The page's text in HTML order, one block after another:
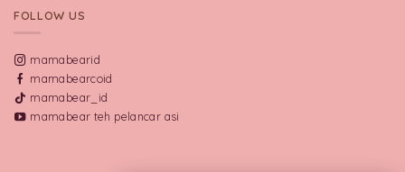
FOLLOW US
mamabearid
mamabearcoid
mamabear_id
mamabear teh pelancar asi